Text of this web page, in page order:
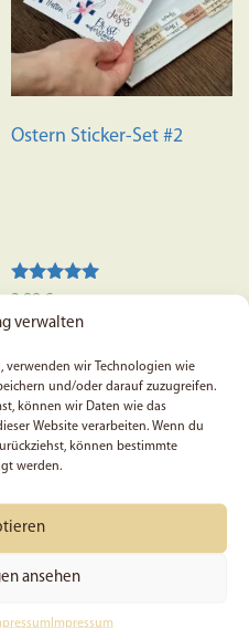
verwalten
verwenden wir Technologien wie
und/oder darauf zuzugreifen.
können wir Daten wie das
Website verarbeiten. Wenn du
können bestimmte
werden.
ansehen
Impressum
Ostern Sticker-Set #2
Bewertet mit
von 5
3,99€